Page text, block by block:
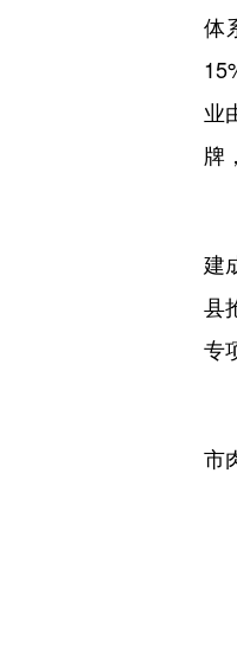
体
业
牌
建
县
专
市